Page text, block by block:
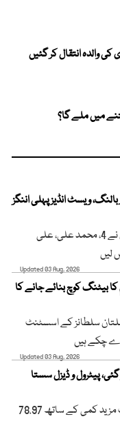
والدہ انتقال کر گئیں
میں ملے گا؟
ویسٹ انڈیز پہلی اننگز
پاکستان کی جانب سے ساجد خان نے 4، محمد علی، علی
لیں
Updated 03 Aug, 2026
بیٹنگ کوچ بنائے جانے کا
سلطانز کے اسسٹنٹ
دے چکے ہیں
Updated 03 Aug, 2026
پیٹرول و ڈیزل سستا
امریکی خام تیل کی فی بیرل قیمت مزید کمی کے ساتھ 78.97